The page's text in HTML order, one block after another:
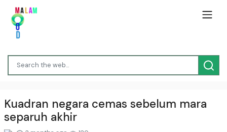
Kuadran negara cemas sebelum mara
separuh akhir